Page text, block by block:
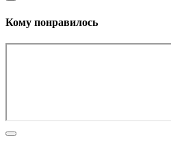
Кому понравилось